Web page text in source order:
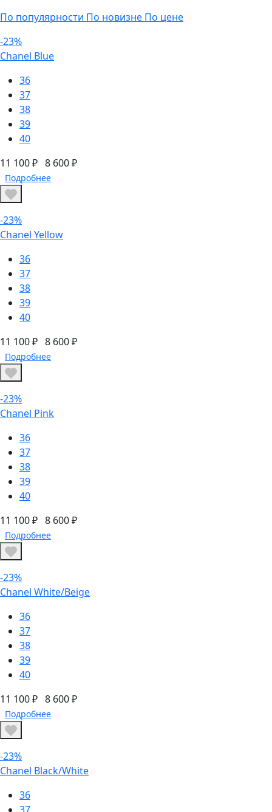
По популярности По новизне По цене
-23%
Chanel Blue
36
37
38
39
40
11 100 ₽ 8 600 ₽
Подробнее
-23%
Chanel Yellow
36
37
38
39
40
11 100 ₽ 8 600 ₽
Подробнее
-23%
Chanel Pink
36
37
38
39
40
11 100 ₽ 8 600 ₽
Подробнее
-23%
Chanel White/Beige
36
37
38
39
40
11 100 ₽ 8 600 ₽
Подробнее
-23%
Chanel Black/White
36